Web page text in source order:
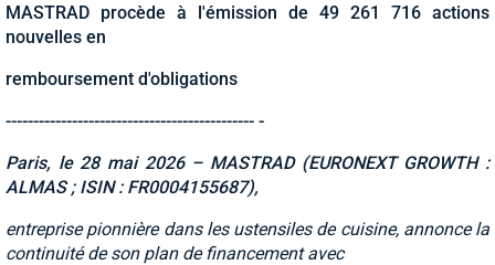
MASTRAD procède à l'émission de 49 261 716 actions
nouvelles en
remboursement d'obligations
--------------------------------------------- -
Paris, le 28 mai 2026 – MASTRAD (EURONEXT GROWTH :
ALMAS ; ISIN : FR0004155687),
entreprise pionnière dans les ustensiles de cuisine, annonce la
continuité de son plan de financement avec